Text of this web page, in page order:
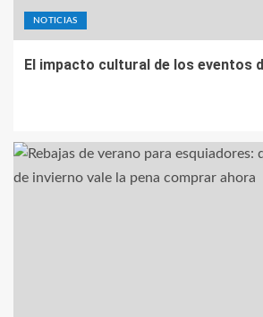
NOTICIAS
El impacto cultural de los eventos